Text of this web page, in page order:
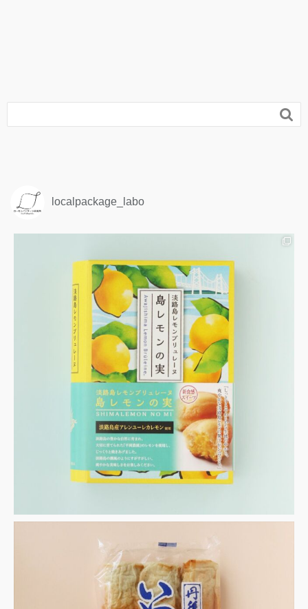

localpackage_labo